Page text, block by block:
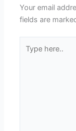
Your email
fields are
here..